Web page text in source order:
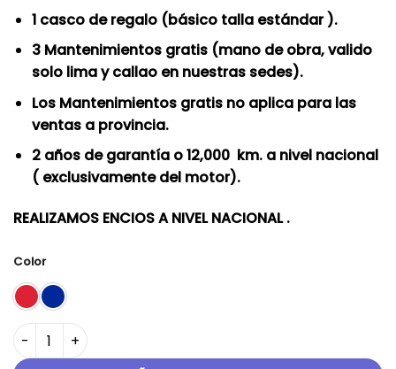
1 casco de regalo (básico talla estándar ).
3 Mantenimientos gratis (mano de obra, valido
solo lima y callao en nuestras sedes).
Los Mantenimientos gratis no aplica para las
ventas a provincia.
2 años de garantía o 12,000 km. a nivel nacional
( exclusivamente del motor).
REALIZAMOS ENCIOS A NIVEL NACIONAL .
Color
FIRELINE cantidad